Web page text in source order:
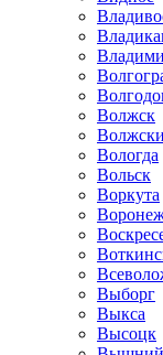
Волжск
Вологда
Вольск
Воркута
Выборг
Выкса
Высоцк